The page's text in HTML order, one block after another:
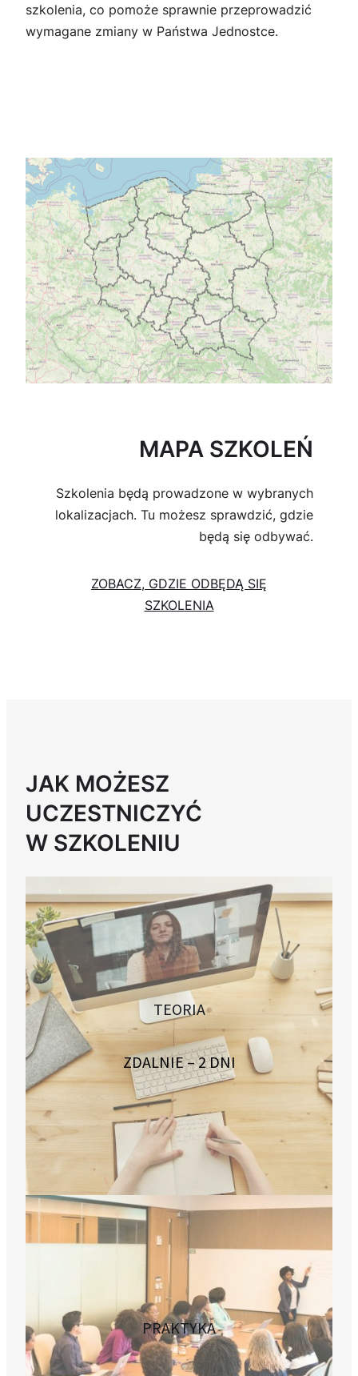
szkolenia, co pomoże sprawnie przeprowadzić
wymagane zmiany w Państwa Jednostce.
MAPA SZKOLEŃ
Szkolenia będą prowadzone w wybranych
lokalizacjach. Tu możesz sprawdzić, gdzie
będą się odbywać.
ZOBACZ, GDZIE ODBĘDĄ SIĘ
SZKOLENIA
JAK MOŻESZ
UCZESTNICZYĆ
W SZKOLENIU
TEORIA
ZDALNIE – 2 DNI
PRAKTYKA